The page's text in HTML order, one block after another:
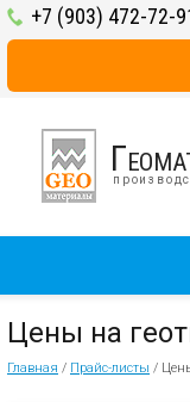
+7 (903) 472-72-
Цены на
Главная / Прайс-листы /